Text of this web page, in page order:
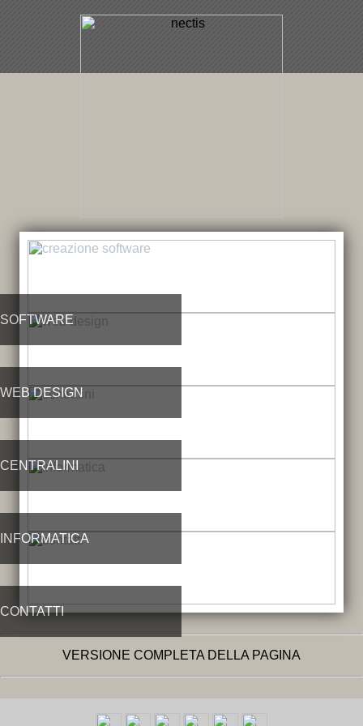
SOFTWARE
WEB DESIGN
CENTRALINI
INFORMATICA
CONTATTI
VERSIONE COMPLETA DELLA PAGINA